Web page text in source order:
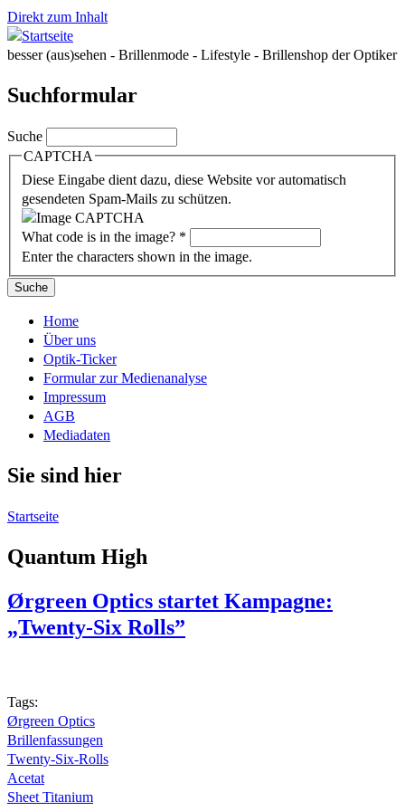
Direkt zum Inhalt
besser (aus)sehen - Brillenmode - Lifestyle - Brillenshop der Optiker
Suchformular
Suche
CAPTCHA
Diese Eingabe dient dazu, diese Website vor automatisch
gesendeten Spam-Mails zu schützen.
What code is in the image? *
Enter the characters shown in the image.
Home
Über uns
Optik-Ticker
Formular zur Medienanalyse
Impressum
AGB
Mediadaten
Sie sind hier
Startseite
Quantum High
Ørgreen Optics startet Kampagne:
„Twenty-Six Rolls”
Tags:
Ørgreen Optics
Brillenfassungen
Twenty-Six-Rolls
Acetat
Sheet Titanium